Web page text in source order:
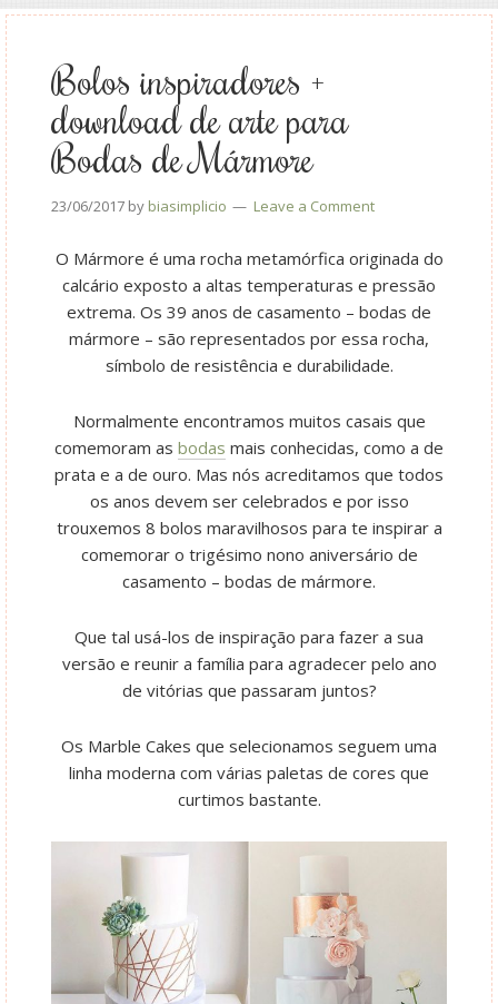
Bolos inspiradores +
download de arte para
Bodas de Mármore
23/06/2017 by biasimplicio Leave a Comment
O Mármore é uma rocha metamórfica originada do
calcário exposto a altas temperaturas e pressão
extrema. Os 39 anos de casamento – bodas de
mármore – são representados por essa rocha,
símbolo de resistência e durabilidade.
Normalmente encontramos muitos casais que
comemoram as bodas mais conhecidas, como a de
prata e a de ouro. Mas nós acreditamos que todos
os anos devem ser celebrados e por isso
trouxemos 8 bolos maravilhosos para te inspirar a
comemorar o trigésimo nono aniversário de
casamento – bodas de mármore.
Que tal usá-los de inspiração para fazer a sua
versão e reunir a família para agradecer pelo ano
de vitórias que passaram juntos?
Os Marble Cakes que selecionamos seguem uma
linha moderna com várias paletas de cores que
curtimos bastante.